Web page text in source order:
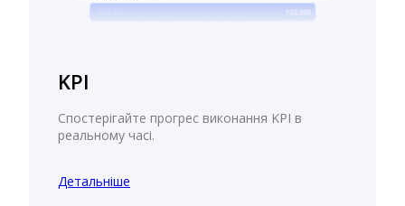
KPI
Спостерігайте прогрес виконання KPI в
реальному часі.
Детальніше